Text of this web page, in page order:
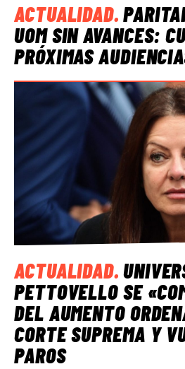
ACTUALIDAD.
UOM SIN AVANCES:
PRÓXIMAS
ACTUALIDAD.
PETTOVELLO SE
DEL AUMENTO
CORTE SUPREMA Y
PAROS